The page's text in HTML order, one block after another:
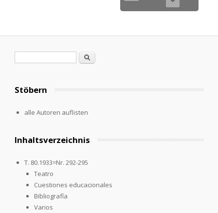
Search
Stöbern
alle Autoren auflisten
Inhaltsverzeichnis
T. 80.1933=Nr. 292-295
Teatro
Cuestiones educacionales
Bibliografía
Varios